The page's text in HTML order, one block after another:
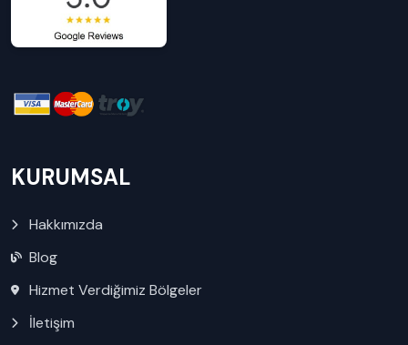
KURUMSAL
Hakkımızda
Blog
Hizmet Verdiğimiz Bölgeler
İletişim